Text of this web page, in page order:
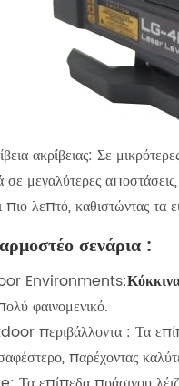
ακρίβειας: Σε
σε μεγαλύτερες
πιο λεπτό, καθιστώντας
σενάρια ‌:
Environments‌:
φαινομενικό.
περιβάλλοντα ‌: Τα
παρέχοντας